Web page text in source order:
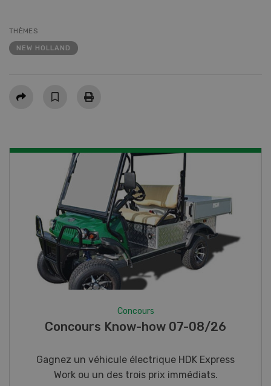
THÈMES
NEW HOLLAND
Partager
Photo mystère 07-08/26
Gagnez l’un des cinq couteaux de poche LANDI